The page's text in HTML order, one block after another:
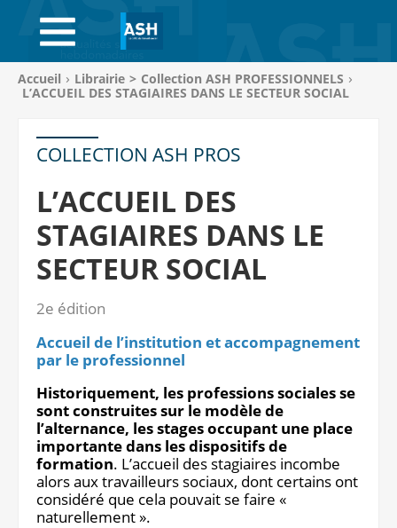
ACCUEIL
ABONNEMENTS
ACHAT AU NUMÉRO
LIBRAIRIE
PAGE ENTREPRISE
ANNONCES
CV-THÈQUE
CONNEXION
PANIER
Notre site éditorial
JOB ASH
Notre boutique
Vous
êtes
Accueil Librairie > Collection ASH PROFESSIONNELS
L’ACCUEIL DES STAGIAIRES DANS LE SECTEUR SOCIAL
COLLECTION ASH PROS
L’ACCUEIL DES
STAGIAIRES DANS LE
SECTEUR SOCIAL
2e édition
Accueil de l’institution et accompagnement
par le professionnel
Historiquement, les professions sociales se
sont construites sur le modèle de
l’alternance, les stages occupant une place
importante dans les dispositifs de
formation. L’accueil des stagiaires incombe
alors aux travailleurs sociaux, dont certains ont
considéré que cela pouvait se faire «
naturellement ».